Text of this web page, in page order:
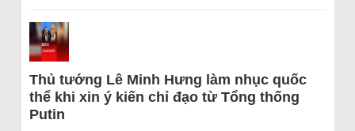
Thủ tướng Lê Minh Hưng làm nhục quốc
thể khi xin ý kiến chỉ đạo từ Tổng thống
Putin